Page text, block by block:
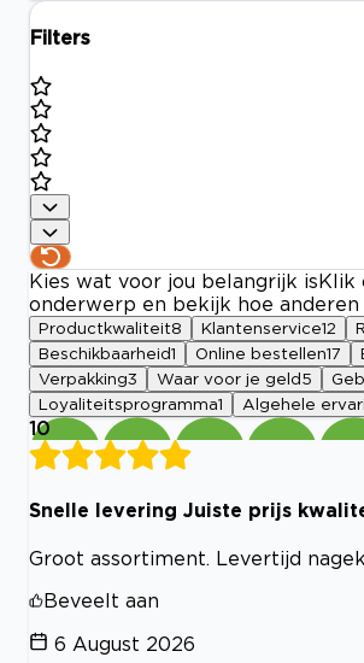
Filters
Kies wat voor jou belangrijk is Klik
onderwerp en bekijk hoe
Productkwaliteit8 Klantenservice12
Beschikbaarheid1 Online bestellen17
Verpakking3 Waar voor je geld 5
Loyaliteitsprogramma1 Algehele
10
Snelle levering Juiste prijs
Groot assortiment. Levertijd
Beveelt aan
6 August 2026